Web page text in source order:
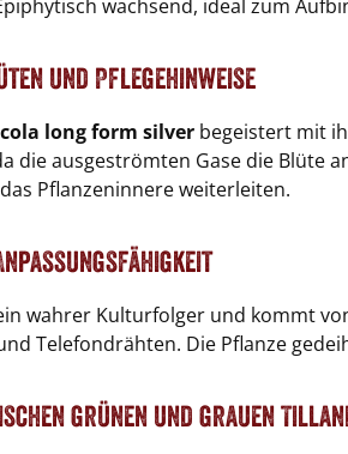
wachsend, ideal zum
und Pflegehinweise
long form silver begeistert mit
die ausgeströmten Gase die Blüte
Pflanzeninnere weiterleiten.
wahrer Kulturfolger und kommt
Telefondrähten. Die Pflanze
grünen und grauen